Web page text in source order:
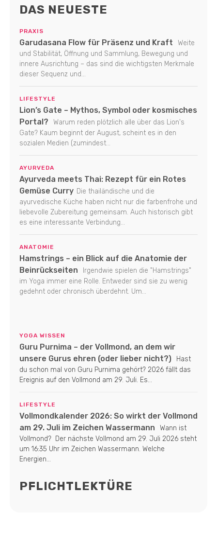
DAS NEUESTE
PRAXIS
Garudasana Flow für Präsenz und Kraft
Weite
und Stabilität, Öffnung und Sammlung, Bewegung und
innere Ausrichtung – das sind die wichtigsten Merkmale
dieser Sequenz und...
LIFESTYLE
Lion’s Gate – Mythos, Symbol oder kosmisches
Portal?
Warum reden plötzlich alle über das Lion's
Gate? Kaum beginnt der August, scheint es in den
sozialen Medien (zumindest...
AYURVEDA
Ayurveda meets Thai: Rezept für ein Rotes
Gemüse Curry Die thailändische und die
ayurvedische Küche haben nicht nur die farbenfrohe und
liebevolle Zubereitung gemeinsam. Auch historisch gibt
es eine interessante Verbindung...
ANATOMIE
Hamstrings – ein Blick auf die Anatomie der
Beinrückseiten
Irgendwie spielen die "Hamstrings"
im Yoga immer eine Rolle. Entweder sind sie zu wenig
gedehnt oder chronisch überdehnt. Um...
YOGA WISSEN
Guru Purnima – der Vollmond, an dem wir
unsere Gurus ehren (oder lieber nicht?)
Hast
du schon mal von Guru Purnima gehört? 2026 fällt das
Ereignis auf den Vollmond am 29. Juli. Es...
LIFESTYLE
Vollmondkalender 2026: So wirkt der Vollmond
am 29. Juli im Zeichen Wassermann
Wann ist
Vollmond? Der nächste Vollmond am 29. Juli 2026 steht
um 16:35 Uhr im Zeichen Wassermann. Welche
Energien...
PFLICHTLEKTÜRE